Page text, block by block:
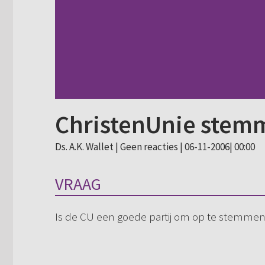
ChristenUnie
Ds. A.K. Wallet | Geen reacties | 06-11-2006| 00:00
VRAAG
Is de CU een goede partij om op te